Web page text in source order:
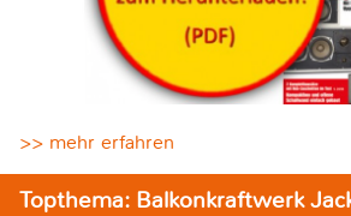
>> mehr erfahren
Topthema: Balkonkraftwerk